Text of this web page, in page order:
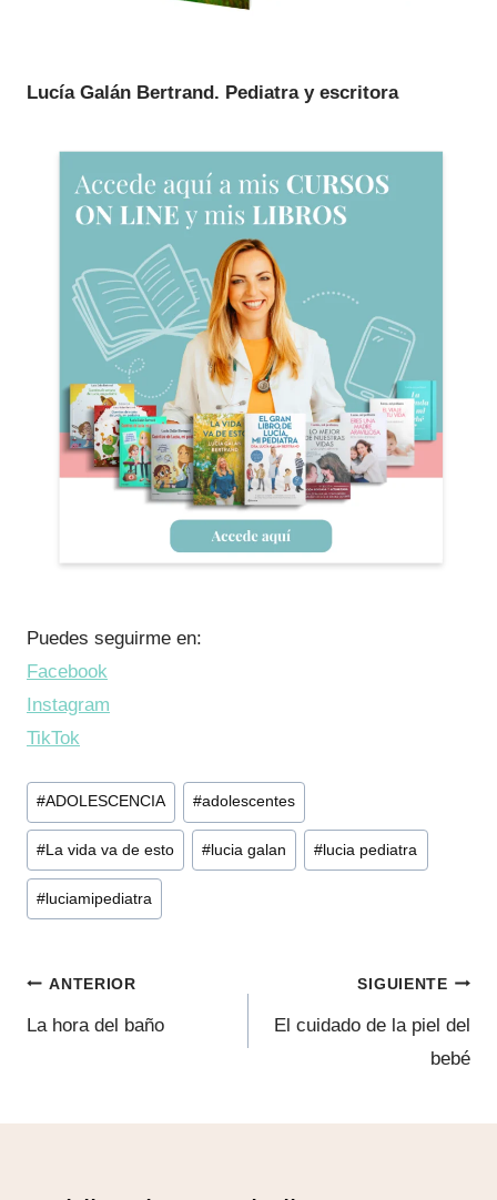
Lucía Galán Bertrand. Pediatra y escritora
Puedes seguirme en:
Facebook
Instagram
TikTok
Etiquetas
de
la
entrada:
#ADOLESCENCIA #adolescentes
# La vida va de esto # lucia galan # lucia pediatra
#luciamipediatra
Navegación
de
ANTERIOR
La hora del baño
SIGUIENTE
El cuidado de la piel del
bebé